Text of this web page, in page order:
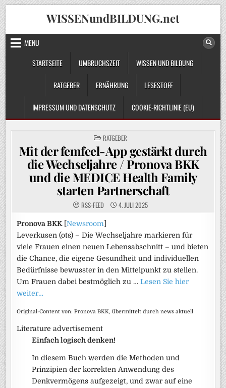
Skip
to
content
WISSENundBILDUNG.net
MENU
STARTSEITE
UMBRUCHSZEIT WISSEN UND BILDUNG
RATGEBER ERNÄHRUNG LESESTOFF
IMPRESSUM UND DATENSCHUTZ COOKIE-RICHTLINIE (EU)
POSTED
IN
RATGEBER
Mit der femfeel-App gestärkt durch
die Wechseljahre / Pronova BKK
und die MEDICE Health Family
starten Partnerschaft
RSS-FEED 4. JULI 2025
Pronova BKK [Newsroom
Leverkusen (ots) – Die Wechseljahre markieren für
viele Frauen einen neuen Lebensabschnitt – und bieten
die Chance, die eigene Gesundheit und individuellen
Bedürfnisse bewusster in den Mittelpunkt zu stellen.
Um Frauen dabei bestmöglich zu …Lesen Sie hier
weiter…
Original-Content von: Pronova BKK, übermittelt durch news aktuell
Literature advertisement
Einfach logisch denken!
In diesem Buch werden die Methoden und
Prinzipien der korrekten Anwendung des
Denkvermögens aufgezeigt, und zwar auf eine